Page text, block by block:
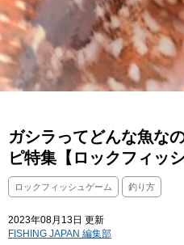
ガシラってどんな魚な
ピ特集【ロックフィッシ
ロックフィッシュゲーム 釣り方
2023年08月13日 更新
FISHING JAPAN 編集部